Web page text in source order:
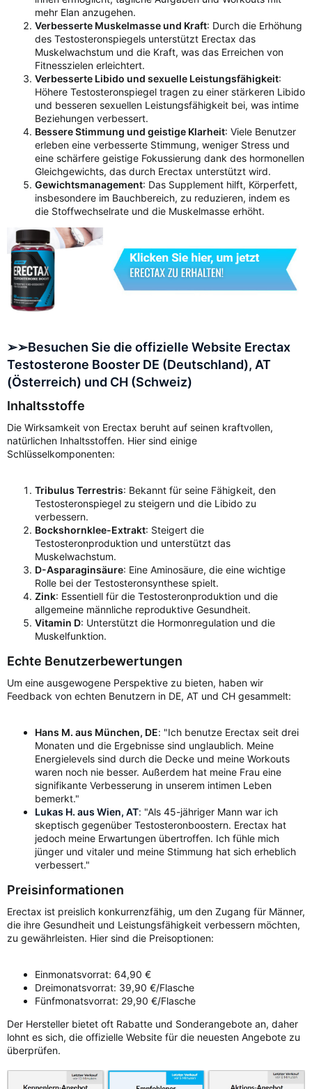
mehr Elan anzugehen.
Verbesserte Muskelmasse und Kraft: Durch die Erhöhung
des Testosteronspiegels unterstützt Erectax das
Muskelwachstum und die Kraft, was das Erreichen von
Fitnesszielen erleichtert.
Verbesserte Libido und sexuelle Leistungsfähigkeit:
Höhere Testosteronspiegel tragen zu einer stärkeren Libido
und besseren sexuellen Leistungsfähigkeit bei, was intime
Beziehungen verbessert.
Bessere Stimmung und geistige Klarheit: Viele Benutzer
erleben eine verbesserte Stimmung, weniger Stress und
eine schärfere geistige Fokussierung dank des hormonellen
Gleichgewichts, das durch Erectax unterstützt wird.
Gewichtsmanagement: Das Supplement hilft, Körperfett,
insbesondere im Bauchbereich, zu reduzieren, indem es
die Stoffwechselrate und die Muskelmasse erhöht.
➢➢Besuchen Sie die offizielle Website Erectax
Testosterone Booster DE (Deutschland), AT
(Österreich) und CH (Schweiz)
Inhaltsstoffe
Die Wirksamkeit von Erectax beruht auf seinen kraftvollen,
natürlichen Inhaltsstoffen. Hier sind einige
Schlüsselkomponenten:
Tribulus Terrestris: Bekannt für seine Fähigkeit, den
Testosteronspiegel zu steigern und die Libido zu
verbessern.
Bockshornklee-Extrakt: Steigert die
Testosteronproduktion und unterstützt das
Muskelwachstum.
D-Asparaginsäure: Eine Aminosäure, die eine wichtige
Rolle bei der Testosteronsynthese spielt.
Zink: Essentiell für die Testosteronproduktion und die
allgemeine männliche reproduktive Gesundheit.
Vitamin D: Unterstützt die Hormonregulation und die
Muskelfunktion.
Echte Benutzerbewertungen
Um eine ausgewogene Perspektive zu bieten, haben wir
Feedback von echten Benutzern in DE, AT und CH gesammelt:
Hans M. aus München, DE: "Ich benutze Erectax seit drei
Monaten und die Ergebnisse sind unglaublich. Meine
Energielevels sind durch die Decke und meine Workouts
waren noch nie besser. Außerdem hat meine Frau eine
signifikante Verbesserung in unserem intimen Leben
bemerkt."
Lukas H. aus Wien, AT: "Als 45-jähriger Mann war ich
skeptisch gegenüber Testosteronboostern. Erectax hat
jedoch meine Erwartungen übertroffen. Ich fühle mich
jünger und vitaler und meine Stimmung hat sich erheblich
verbessert."
Preisinformationen
Erectax ist preislich konkurrenzfähig, um den Zugang für Männer,
die ihre Gesundheit und Leistungsfähigkeit verbessern möchten,
zu gewährleisten. Hier sind die Preisoptionen:
Einmonatsvorrat: 64,90 €
Dreimonatsvorrat: 39,90 €/Flasche
Fünfmonatsvorrat: 29,90 €/Flasche
Der Hersteller bietet oft Rabatte und Sonderangebote an, daher
lohnt es sich, die offizielle Website für die neuesten Angebote zu
überprüfen.